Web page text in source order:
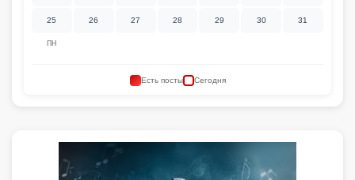
ПН
25 26 27 28 29 30 31
Есть посты Сегодня